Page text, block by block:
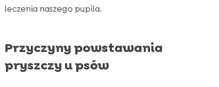
leczenia naszego pupila.
Przyczyny powstawania
pryszczy u psów